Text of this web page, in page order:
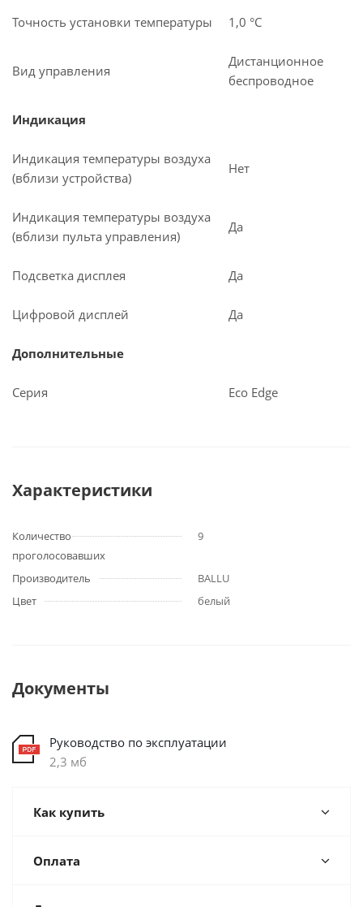
Точность установки температуры 1,0 °С
Вид управления
Дистанционное
беспроводное
Индикация
Индикация температуры воздуха
(вблизи устройства)
Нет
Индикация температуры воздуха
(вблизи пульта управления)
Да
Подсветка дисплея Да
Цифровой дисплей Да
Дополнительные
Серия Eco Edge
Характеристики
Количество
проголосовавших
9
Производитель
BALLU
Цвет
белый
Документы
Руководство по эксплуатации
2,3 мб
Как купить
Оплата